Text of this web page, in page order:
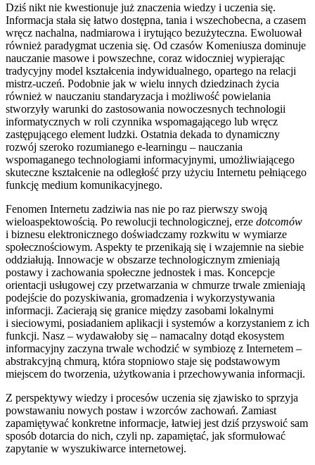
Dziś nikt nie kwestionuje już znaczenia wiedzy i uczenia się.
Informacja stała się łatwo dostępna, tania i wszechobecna, a czasem
wręcz nachalna, nadmiarowa i irytująco bezużyteczna. Ewoluował
również paradygmat uczenia się. Od czasów Komeniusza dominuje
nauczanie masowe i powszechne, coraz widoczniej wypierając
tradycyjny model kształcenia indywidualnego, opartego na relacji
mistrz-uczeń. Podobnie jak w wielu innych dziedzinach życia
również w nauczaniu standaryzacja i możliwość powielania
stworzyły warunki do zastosowania nowoczesnych technologii
informatycznych w roli czynnika wspomagającego lub wręcz
zastępującego element ludzki. Ostatnia dekada to dynamiczny
rozwój szeroko rozumianego e-learningu – nauczania
wspomaganego technologiami informacyjnymi, umożliwiającego
skuteczne kształcenie na odległość przy użyciu Internetu pełniącego
funkcję medium komunikacyjnego.
Fenomen Internetu zadziwia nas nie po raz pierwszy swoją
wieloaspektowością. Po rewolucji technologicznej, erze dotcomów
i biznesu elektronicznego doświadczamy rozkwitu w wymiarze
społecznościowym. Aspekty te przenikają się i wzajemnie na siebie
oddziałują. Innowacje w obszarze technologicznym zmieniają
postawy i zachowania społeczne jednostek i mas. Koncepcje
orientacji usługowej czy przetwarzania w chmurze trwale zmieniają
podejście do pozyskiwania, gromadzenia i wykorzystywania
informacji. Zacierają się granice między zasobami lokalnymi
i sieciowymi, posiadaniem aplikacji i systemów a korzystaniem z ich
funkcji. Nasz – wydawałoby się – namacalny dotąd ekosystem
informacyjny zaczyna trwale wchodzić w symbiozę z Internetem –
abstrakcyjną chmurą, która stopniowo staje się podstawowym
miejscem do tworzenia, użytkowania i przechowywania informacji.
Z perspektywy wiedzy i procesów uczenia się zjawisko to sprzyja
powstawaniu nowych postaw i wzorców zachowań. Zamiast
zapamiętywać konkretne informacje, łatwiej jest dziś przyswoić sam
sposób dotarcia do nich, czyli np. zapamiętać, jak sformułować
zapytanie w wyszukiwarce internetowej.